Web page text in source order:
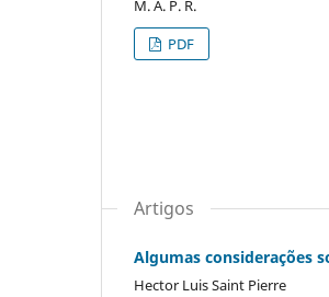
M. A. P. R.
PDF
Artigos
Algumas considerações
Hector Luis Saint Pierre